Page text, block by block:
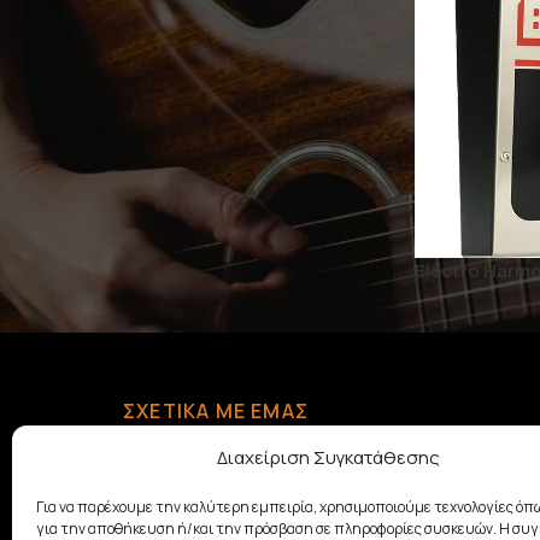
Διαχείριση Συγκατάθεσης
Για να παρέχουμε την καλύτερη εμπειρία, χρησιμοποιούμε τεχνολογίες
για την αποθήκευση ή/και την πρόσβαση σε πληροφορίες συσκευών. Η
Electro
ΣΧΕΤΙΚΆ ΜΕ ΕΜΆΣ
οικογένεια Σαμουελιάν στηρίζει
τη μουσική δημιουργία
προσφέροντας ποιοτικά μουσικά